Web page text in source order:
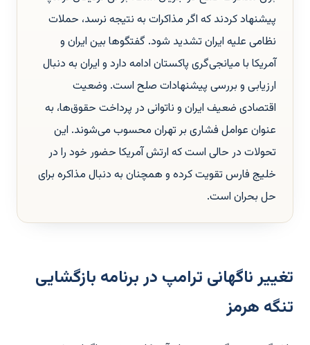
پیشنهاد کردند که اگر مذاکرات به نتیجه نرسد، حملات
نظامی علیه ایران تشدید شود. گفتگوها بین ایران و
آمریکا با میانجی‌گری پاکستان ادامه دارد و ایران به دنبال
ارزیابی و بررسی پیشنهادات صلح است. وضعیت
اقتصادی ضعیف ایران و ناتوانی در پرداخت حقوق‌ها، به
عنوان عوامل فشاری بر تهران محسوب می‌شوند. این
تحولات در حالی است که ارتش آمریکا حضور خود را در
خلیج فارس تقویت کرده و همچنان به دنبال مذاکره برای
حل بحران است.
تغییر ناگهانی ترامپ در برنامه بازگشایی
تنگه هرمز